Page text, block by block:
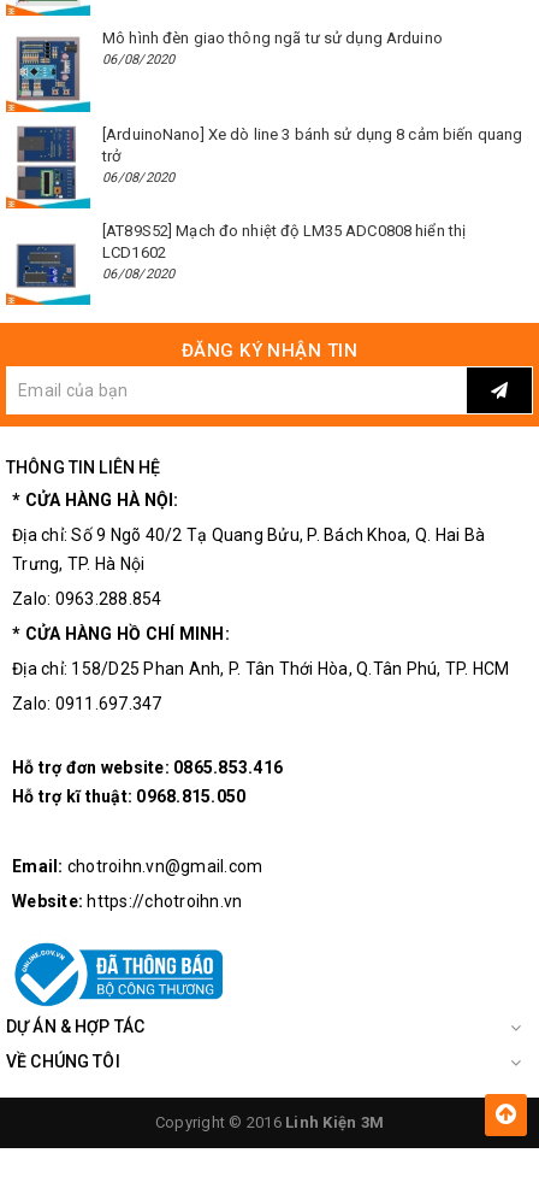
Mô hình đèn giao thông ngã tư sử dụng Arduino
06/08/2020
[ArduinoNano] Xe dò line 3 bánh sử dụng 8 cảm biến quang
trở
06/08/2020
[AT89S52] Mạch đo nhiệt độ LM35 ADC0808 hiển thị
LCD1602
06/08/2020
ĐĂNG KÝ NHẬN TIN
THÔNG TIN LIÊN HỆ
* CỬA HÀNG HÀ NỘI:
Địa chỉ: Số 9 Ngõ 40/2 Tạ Quang Bửu, P. Bách Khoa, Q. Hai Bà
Trưng, TP. Hà Nội
Zalo: 0963.288.854
* CỬA HÀNG HỒ CHÍ MINH:
Địa chỉ: 158/D25 Phan Anh, P. Tân Thới Hòa, Q.Tân Phú, TP. HCM
Zalo: 0911.697.347
Hỗ trợ đơn website: 0865.853.416
Hỗ trợ kĩ thuật: 0968.815.050
Email: chotroihn.vn@gmail.com
Website: https://chotroihn.vn
DỰ ÁN & HỢP TÁC
VỀ CHÚNG TÔI
Copyright © 2016 Linh Kiện 3M